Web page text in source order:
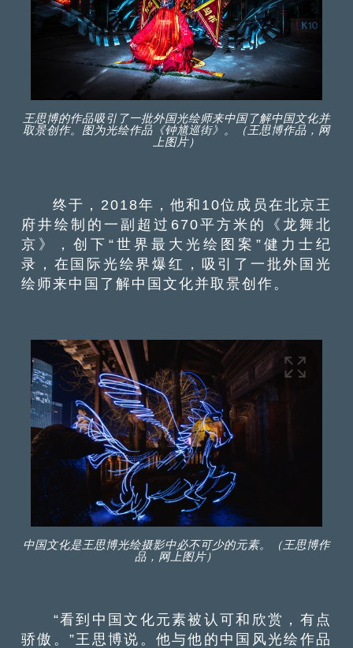
王思博的作品吸引了一批外国光绘师来中国了解中国文化并
取景创作。图为光绘作品《钟馗巡街》。（王思博作品，网
上图片）
终于， 2018年，他和10位成员在北京王
府井绘制的一副超过 670平方米的《龙舞北
京》，创下“世界最大光绘图案”健力士纪
录，在国际光绘界爆红，吸引了一批外国光
绘师来中国了解中国文化并取景创作。
中国文化是王思博光绘摄影中必不可少的元素。（王思博作
品，网上图片）
“看到中国文化元素被认可和欣赏，有点
骄傲。”王思博说。他与他的中国风光绘作品